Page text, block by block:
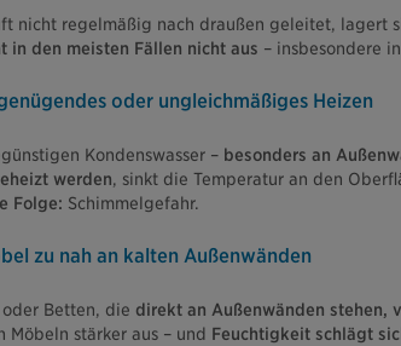
nicht regelmäßig nach draußen geleitet, lagert
in den meisten Fällen nicht aus – insbesondere
oder ungleichmäßiges Heizen
Kondenswasser – besonders an
werden, sinkt die Temperatur an den
Folge: Schimmelgefahr.
zu nah an kalten Außenwänden
oder Betten, die direkt an Außenwänden stehen,
Möbeln stärker aus – und Feuchtigkeit schlägt